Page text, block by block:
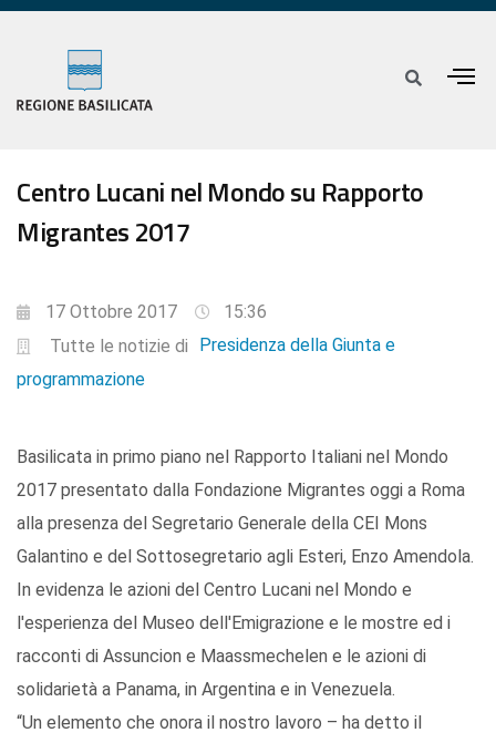
Centro Lucani nel Mondo su Rapporto
Migrantes 2017
17 Ottobre 2017
15:36
Tutte le notizie di
Presidenza della Giunta e
programmazione
Basilicata in primo piano nel Rapporto Italiani nel Mondo
2017 presentato dalla Fondazione Migrantes oggi a Roma
alla presenza del Segretario Generale della CEI Mons
Galantino e del Sottosegretario agli Esteri, Enzo Amendola.
In evidenza le azioni del Centro Lucani nel Mondo e
l'esperienza del Museo dell'Emigrazione e le mostre ed i
racconti di Assuncion e Maassmechelen e le azioni di
solidarietà a Panama, in Argentina e in Venezuela.
“Un elemento che onora il nostro lavoro – ha detto il